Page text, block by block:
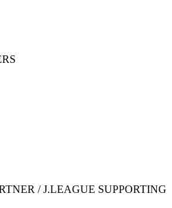
/ J.LEAGUE SUPPORTING